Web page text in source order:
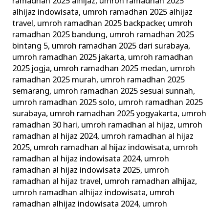
alhijaz indowisata, umroh ramadhan 2025 alhijaz
travel, umroh ramadhan 2025 backpacker, umroh
ramadhan 2025 bandung, umroh ramadhan 2025
bintang 5, umroh ramadhan 2025 dari surabaya,
umroh ramadhan 2025 jakarta, umroh ramadhan
2025 jogja, umroh ramadhan 2025 medan, umroh
ramadhan 2025 murah, umroh ramadhan 2025
semarang, umroh ramadhan 2025 sesuai sunnah,
umroh ramadhan 2025 solo, umroh ramadhan 2025
surabaya, umroh ramadhan 2025 yogyakarta, umroh
ramadhan 30 hari, umroh ramadhan al hijaz, umroh
ramadhan al hijaz 2024, umroh ramadhan al hijaz
2025, umroh ramadhan al hijaz indowisata, umroh
ramadhan al hijaz indowisata 2024, umroh
ramadhan al hijaz indowisata 2025, umroh
ramadhan al hijaz travel, umroh ramadhan alhijaz,
umroh ramadhan alhijaz indowisata, umroh
ramadhan alhijaz indowisata 2024, umroh